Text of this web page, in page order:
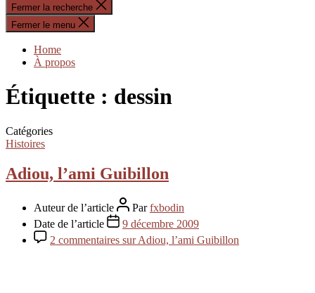
Fermer la recherche
Fermer le menu
Home
À propos
Étiquette : dessin
Catégories
Histoires
Adiou, l’ami Guibillon
Auteur de l’article Parfxbodin
Date de l’article
9 décembre 2009
2 commentaires sur Adiou, l’ami Guibillon